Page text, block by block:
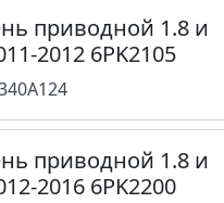
приводной 1.8 и
2012 6PK2105
приводной 1.8 и
2016 6PK2200